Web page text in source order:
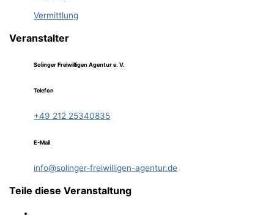
Vermittlung
Veranstalter
Solinger Freiwilligen Agentur e. V.
Telefon
+49 212 25340835
E-Mail
info@solinger-freiwilligen-agentur.de
Teile diese Veranstaltung